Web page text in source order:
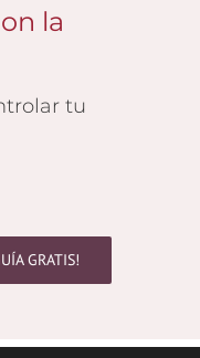
la
tu
GRATIS!